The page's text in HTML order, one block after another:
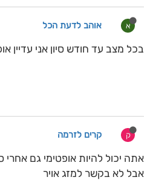
א אוהב לדעת הכל
בכל מצב עד חודש סיון אני עדיין
ק קרים לזרמה
אתה יכול להיות אופטימי גם אחרי
אבל לא בקשר למזג אויר